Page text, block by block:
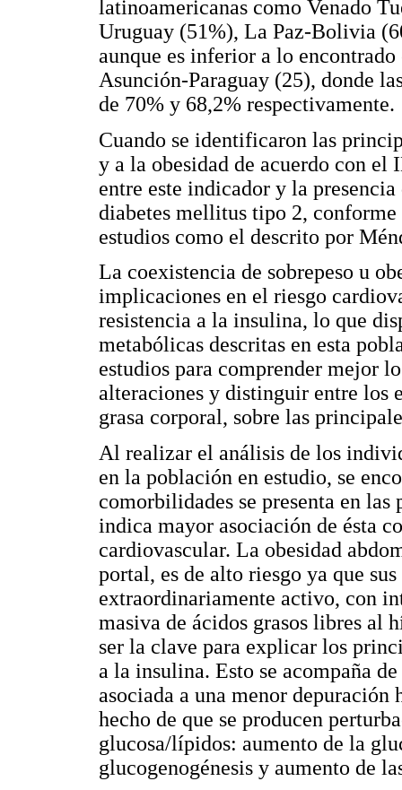
latinoamericanas como Venado
Uruguay (51%), La Paz-Bolivia
aunque es inferior a lo
Asunción-Paraguay (25), donde
de 70% y 68,2% respectivamente.
Cuando se identificaron las
y a la obesidad de acuerdo con
entre este indicador y la
diabetes mellitus tipo 2,
estudios como el descrito por
La coexistencia de sobrepeso u
implicaciones en el riesgo
resistencia a la insulina, lo que
metabólicas descritas en esta
estudios para comprender mejor
alteraciones y distinguir entre los
grasa corporal, sobre las
Al realizar el análisis de los
en la población en estudio, se
comorbilidades se presenta en
indica mayor asociación de ésta
cardiovascular. La obesidad
portal, es de alto riesgo ya que
extraordinariamente activo, con
masiva de ácidos grasos libres al
ser la clave para explicar los
a la insulina. Esto se acompaña
asociada a una menor
hecho de que se producen
glucosa/lípidos: aumento de la
glucogenogénesis y aumento de